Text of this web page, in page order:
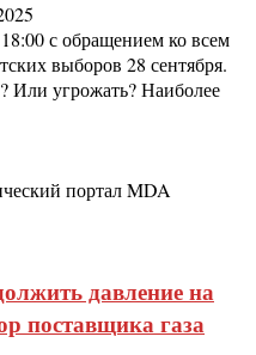
с обращением ко всем
выборов 28 сентября.
Или угрожать? Наиболее
портал MDA
давление на
поставщика газа